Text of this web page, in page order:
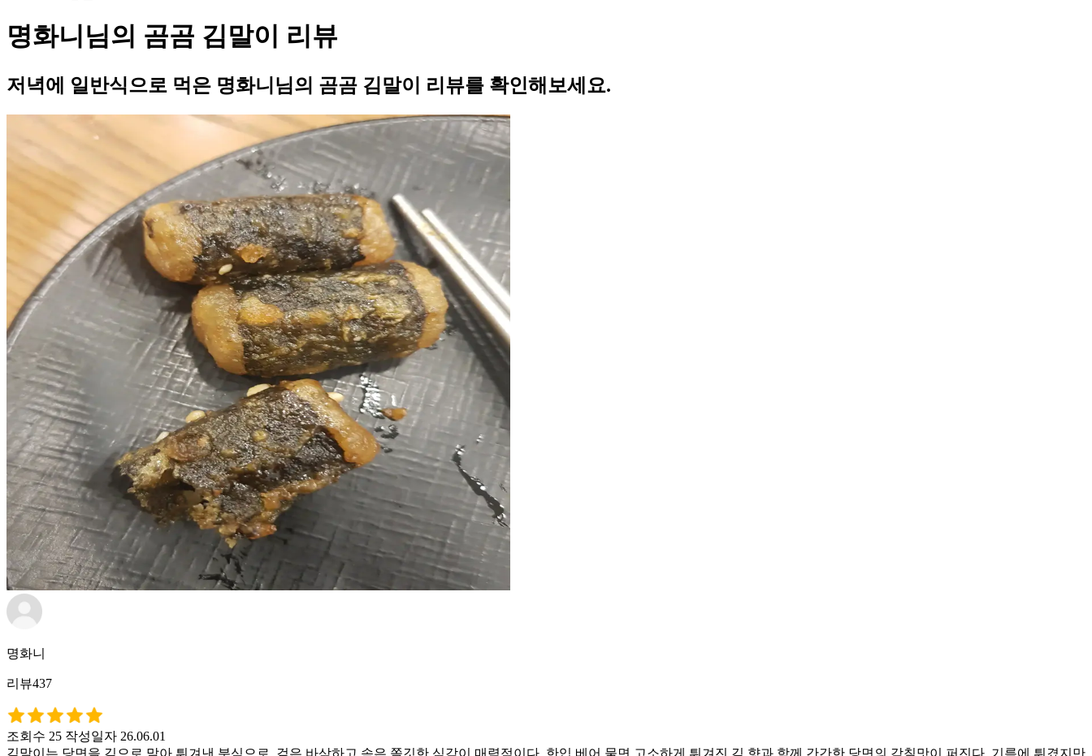
명화니님의 곰곰 김말이 리뷰
저녁에 일반식으로 먹은 명화니님의 곰곰 김말이 리뷰를 확인해보세요.
명화니
리뷰437
조회수 25 작성일자 26.06.01
김말이는 당면을 김으로 말아 튀겨낸 분식으로, 겉은 바삭하고 속은 쫄깃한 식감이 매력적이다. 한입 베어 물면 고소하게 튀겨진 김 향과 함께 간간한 당면의 감칠맛이 퍼진다. 기름에 튀겼지만